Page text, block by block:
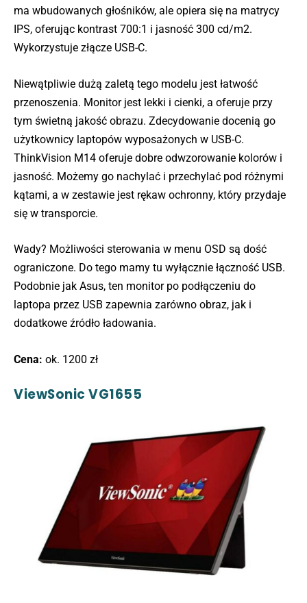
ma wbudowanych głośników, ale opiera się na matrycy
IPS, oferując kontrast 700:1 i jasność 300 cd/m2.
Wykorzystuje złącze USB-C.
Niewątpliwie dużą zaletą tego modelu jest łatwość
przenoszenia. Monitor jest lekki i cienki, a oferuje przy
tym świetną jakość obrazu. Zdecydowanie docenią go
użytkownicy laptopów wyposażonych w USB-C.
ThinkVision M14 oferuje dobre odwzorowanie kolorów i
jasność. Możemy go nachylać i przechylać pod różnymi
kątami, a w zestawie jest rękaw ochronny, który przydaje
się w transporcie.
Wady? Możliwości sterowania w menu OSD są dość
ograniczone. Do tego mamy tu wyłącznie łączność USB.
Podobnie jak Asus, ten monitor po podłączeniu do
laptopa przez USB zapewnia zarówno obraz, jak i
dodatkowe źródło ładowania.
Cena: ok. 1200 zł
ViewSonic VG1655